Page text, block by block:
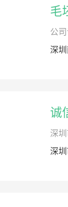
毛
公
深
诚
深
深